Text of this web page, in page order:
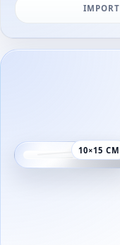
IMPORT
10×15 CM